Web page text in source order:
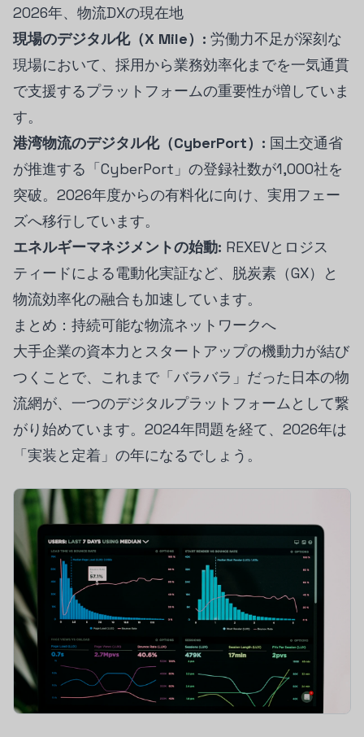
2026年、物流DXの現在地
現場のデジタル化（X Mile）: 労働力不足が深刻な
現場において、採用から業務効率化までを一気通貫
で支援するプラットフォームの重要性が増していま
す。
港湾物流のデジタル化（CyberPort）: 国土交通省
が推進する「CyberPort」の登録社数が1,000社を
突破。2026年度からの有料化に向け、実用フェー
ズへ移行しています。
エネルギーマネジメントの始動: REXEVとロジス
ティードによる電動化実証など、脱炭素（GX）と
物流効率化の融合も加速しています。
まとめ：持続可能な物流ネットワークへ
大手企業の資本力とスタートアップの機動力が結び
つくことで、これまで「バラバラ」だった日本の物
流網が、一つのデジタルプラットフォームとして繋
がり始めています。2024年問題を経て、2026年は
「実装と定着」の年になるでしょう。